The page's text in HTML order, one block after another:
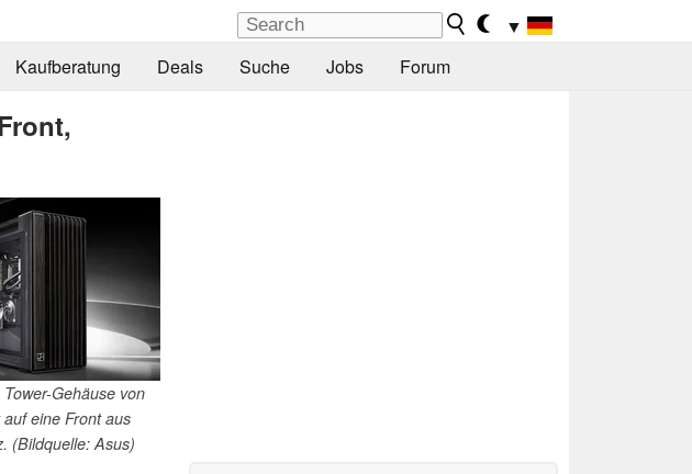
▼
Kaufberatung Deals Suche Jobs Forum
Gehäuse von
eine Front aus
(Bildquelle: Asus)